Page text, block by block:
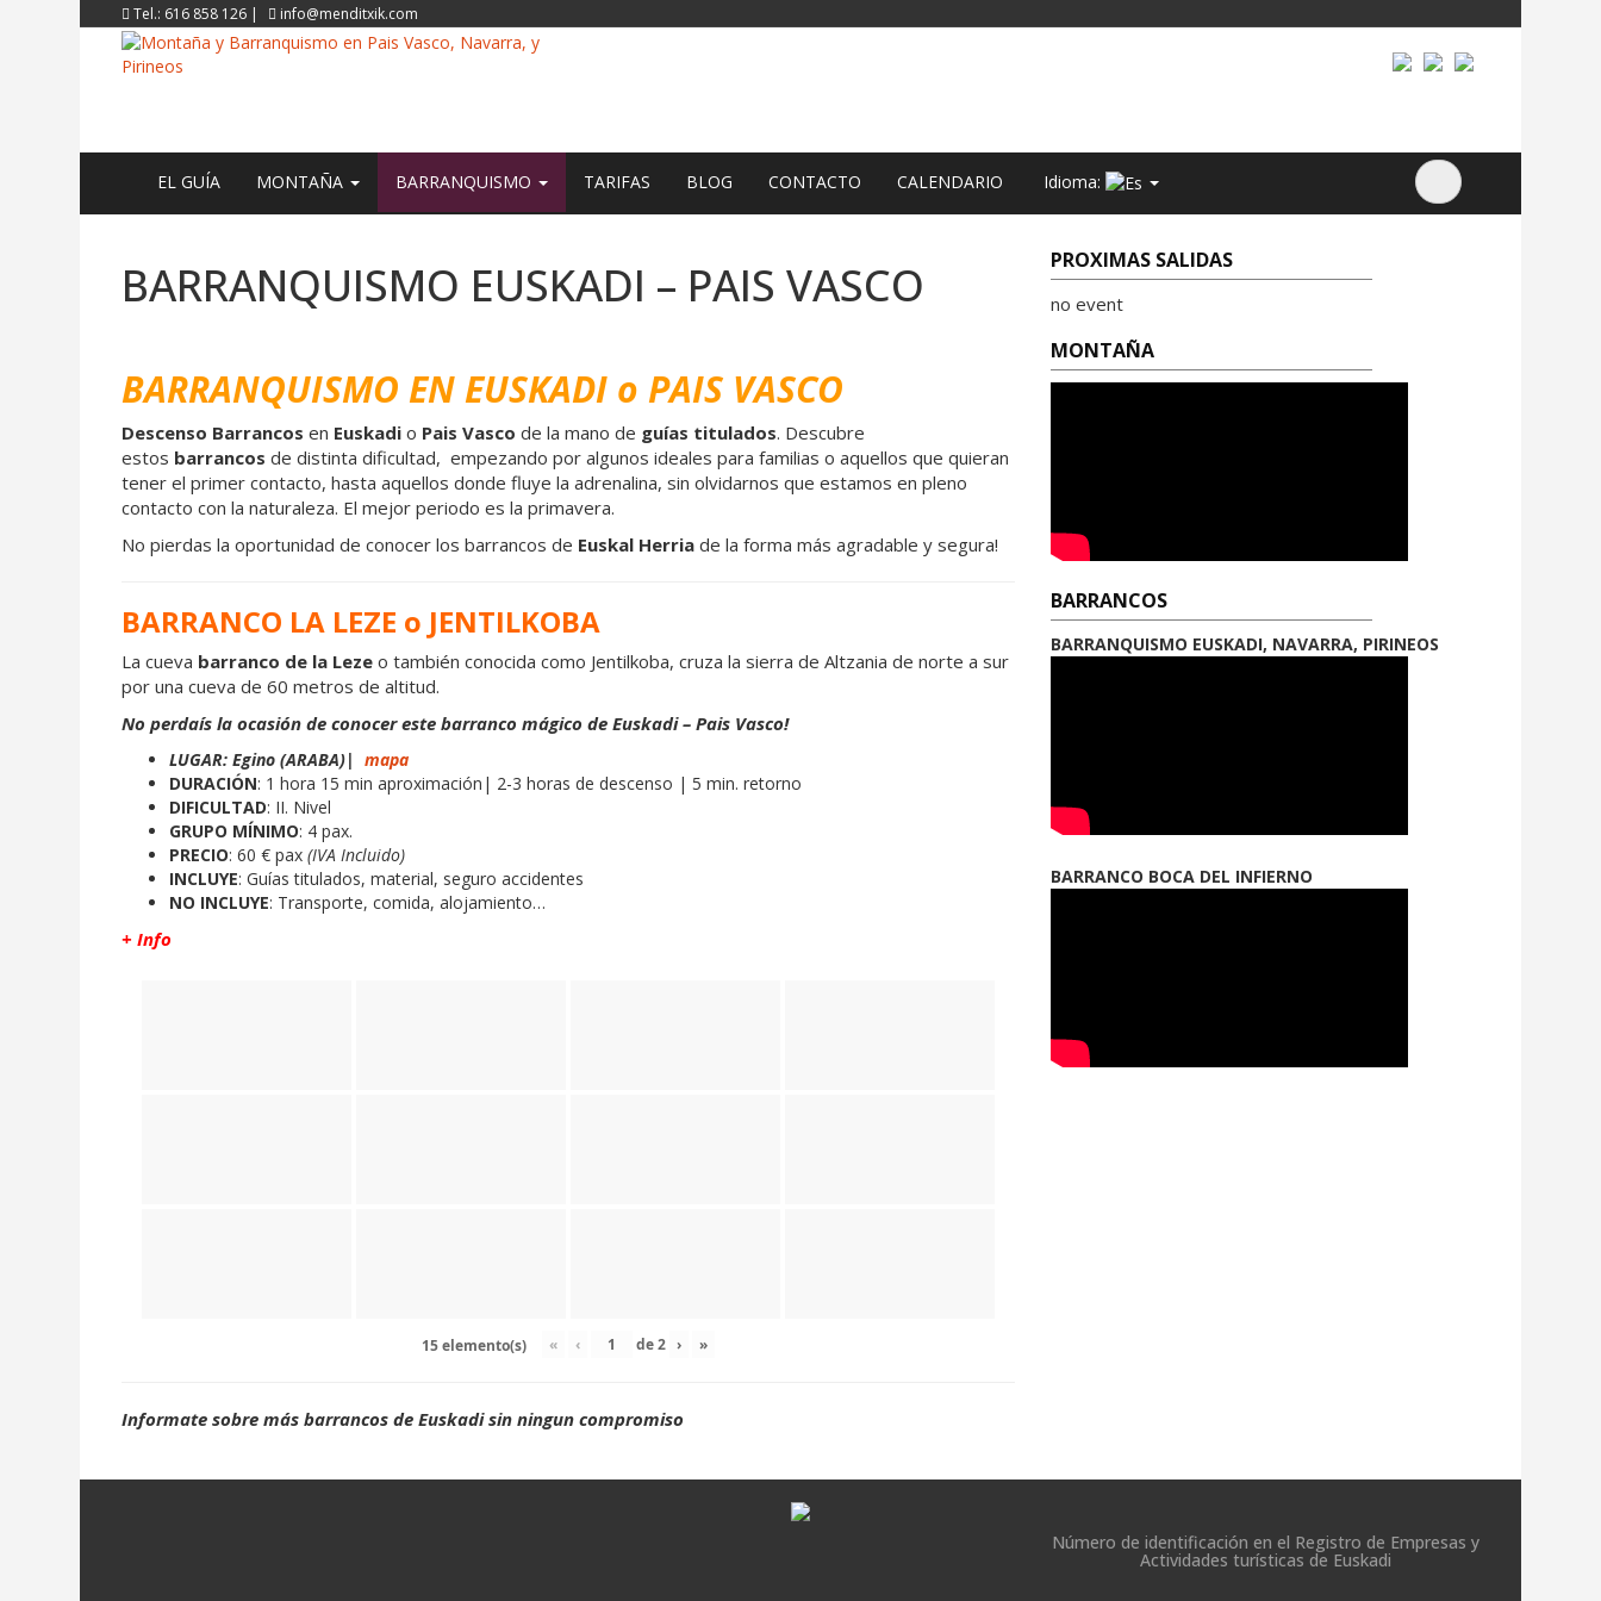
Tel.: 616 858 126 | info@menditxik.com
EL GUÍA MONTAÑA BARRANQUISMO TARIFAS BLOG CONTACTO CALENDARIO Idioma:
BARRANQUISMO EUSKADI – PAIS VASCO
BARRANQUISMO EN EUSKADI o PAIS VASCO
Descenso Barrancos en Euskadi o Pais Vasco de la mano de guías titulados. Descubre
estos barrancos de distinta dificultad, empezando por algunos ideales para familias o aquellos que quieran
tener el primer contacto, hasta aquellos donde fluye la adrenalina, sin olvidarnos que estamos en pleno
contacto con la naturaleza. El mejor periodo es la primavera.
No pierdas la oportunidad de conocer los barrancos de Euskal Herria de la forma más agradable y segura!
BARRANCO LA LEZE o JENTILKOBA
La cueva barranco de la Leze o también conocida como Jentilkoba, cruza la sierra de Altzania de norte a sur
por una cueva de 60 metros de altitud.
No perdaís la ocasión de conocer este barranco mágico de Euskadi – Pais Vasco!
LUGAR: Egino (ARABA)| mapa
DURACIÓN: 1 hora 15 min aproximación| 2-3 horas de descenso | 5 min. retorno
DIFICULTAD: II. Nivel
GRUPO MÍNIMO: 4 pax.
PRECIO: 60 € pax (IVA Incluido)
INCLUYE: Guías titulados, material, seguro accidentes
NO INCLUYE: Transporte, comida, alojamiento…
+ Info
15 elemento(s) « ‹ de2 › »
Informate sobre más barrancos de Euskadi sin ningun compromiso
PROXIMAS SALIDAS
no event
MONTAÑA
BARRANCOS
BARRANQUISMO EUSKADI, NAVARRA, PIRINEOS
BARRANCO BOCA DEL INFIERNO
Número de identificación en el Registro de Empresas y
Actividades turísticas de Euskadi